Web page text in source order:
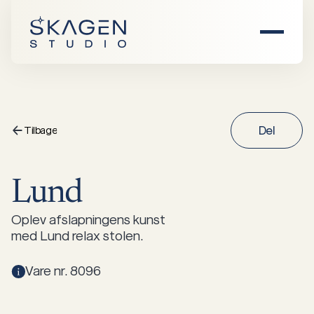
Alle produkter
Stole
Find forhandler
Inspiration
Tilbage Del
Lund
Oplev afslapningens kunst
med Lund relax stolen.
Vare nr. 8096